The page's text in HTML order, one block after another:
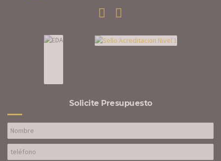
Solicite Presupuesto